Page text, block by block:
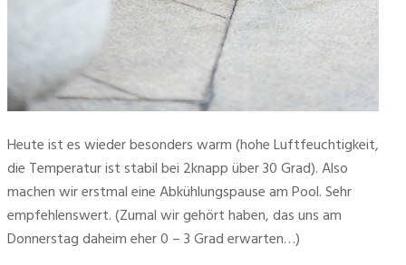
Heute ist es wieder besonders warm (hohe Luftfeuchtigkeit,
die Temperatur ist stabil bei 2knapp über 30 Grad). Also
machen wir erstmal eine Abkühlungspause am Pool. Sehr
empfehlenswert. (Zumal wir gehört haben, das uns am
Donnerstag daheim eher 0 – 3 Grad erwarten…)